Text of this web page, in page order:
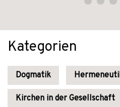
Kategorien
Dogmatik
Kirchen in der Gesellschaft